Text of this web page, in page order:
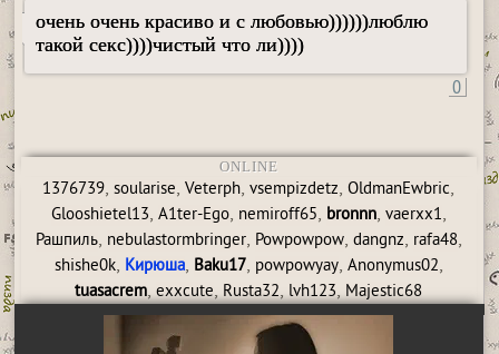
очень очень красиво и с любовью))))))люблю
такой секс))))чистый что ли))))
0
ONLINE
1376739,soularise,Veterph,vsempizdetz,OldmanEwbric,
Glooshietel13, A1ter-Ego, nemiroff65, bronnn, vaerxx1,
Рашпиль, nebulastormbringer, Powpowpow, dangnz, rafa48,
shishe0k, Кирюша, Baku17, powpowyay, Anonymus02,
tuasacrem,exxcute, Rusta32, lvh123, Majestic68